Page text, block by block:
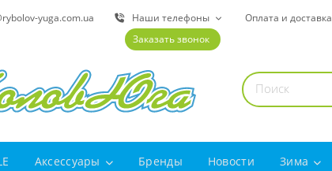
yuga.com.ua
Наши телефоны
Заказать звонок
Оплата и доставка
Аксессуары Бренды Новости Зима